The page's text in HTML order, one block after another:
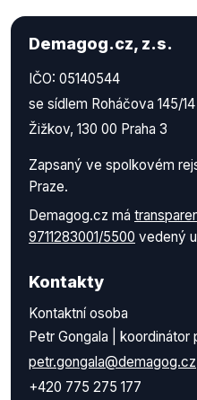
Demagog.cz, z.s.
IČO: 05140544
se sídlem Roháčova 145/14
Žižkov, 130 00 Praha 3
Zapsaný ve spolkovém
Praze.
Demagog.cz má
9711283001/5500 vedený
Kontakty
Kontaktní osoba
Petr Gongala | koordinátor
petr.gongala@demagog.cz
+420 775 275 177